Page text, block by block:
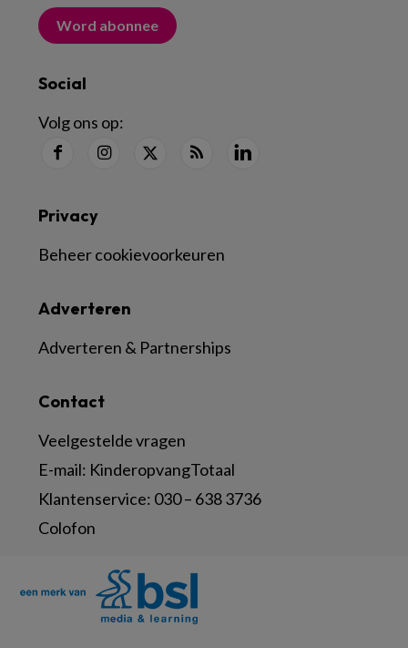
Word abonnee
Social
Volg ons op:
Contact
Veelgestelde vragen
E-mail: KinderopvangTotaal
Klantenservice: 030 – 638 3736
Colofon
Adverteren
Adverteren & Partnerships
Privacy
Beheer cookievoorkeuren